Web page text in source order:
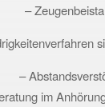
–
–
im